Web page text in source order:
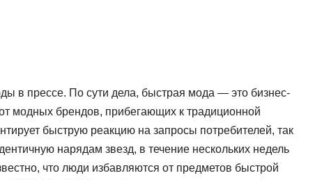
в прессе. По сути дела, быстрая мода — это бизнес-
модных брендов, прибегающих к традиционной
быструю реакцию на запросы потребителей, так
нарядам звезд, в течение нескольких недель
что люди избавляются от предметов быстрой